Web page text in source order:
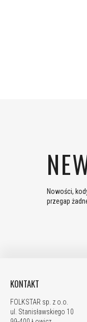
Nowości,
przegap
KONTAKT
FOLKSTAR sp. z o.o.
ul. Stanisławskiego 10